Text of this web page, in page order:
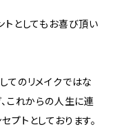
としてもお喜び頂い
てのリメイクではな
これからの人生に連
トとしております。